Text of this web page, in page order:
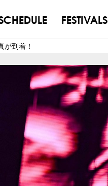
FESTIVALS
が到着！